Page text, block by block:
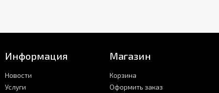
Информация
Новости
Услуги
Магазин
Корзина
Оформить заказ